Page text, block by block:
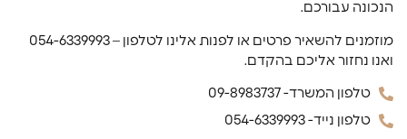
הנכונה עבורכם.
מוזמנים להשאיר פרטים או לפנות אלינו לטלפון – 054-6339993
ואנו נחזור אליכם בהקדם.
טלפון המשרד- 09-8983737
טלפון נייד- 054-6339993